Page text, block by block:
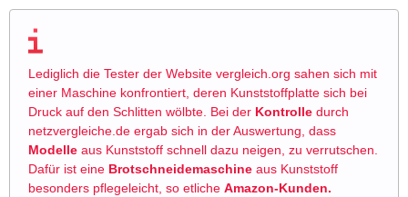
Lediglich die Tester der Website vergleich.org sahen sich mit
einer Maschine konfrontiert, deren Kunststoffplatte sich bei
Druck auf den Schlitten wölbte. Bei der Kontrolle durch
netzvergleiche.de ergab sich in der Auswertung, dass
Modelle aus Kunststoff schnell dazu neigen, zu verrutschen.
Dafür ist eine Brotschneidemaschine aus Kunststoff
besonders pflegeleicht, so etliche Amazon-Kunden.